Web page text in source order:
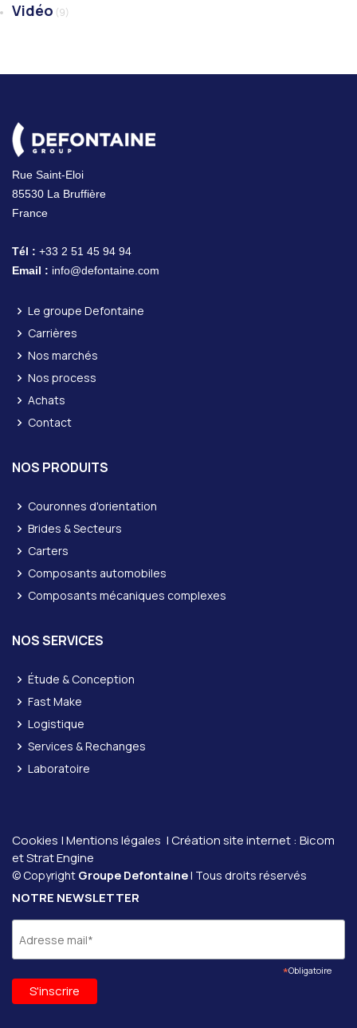
Vidéo (9)
Rue Saint-Eloi
85530 La Bruffière
France
Tél : +33 2 51 45 94 94
Email : info@defontaine.com
Le groupe Defontaine
Carrières
Nos marchés
Nos process
Achats
Contact
NOS PRODUITS
Couronnes d'orientation
Brides & Secteurs
Carters
Composants automobiles
Composants mécaniques complexes
NOS SERVICES
Étude & Conception
Fast Make
Logistique
Services & Rechanges
Laboratoire
Cookies |Mentions légales | Création site internet : Bicom
etStrat Engine
© Copyright Groupe Defontaine| Tous droits réservés
NOTRE NEWSLETTER
*Obligatoire